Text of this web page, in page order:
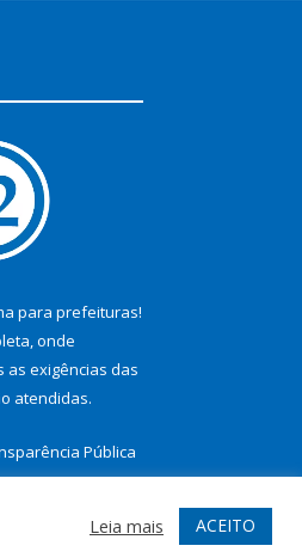
para prefeituras!
onde
as exigências das
atendidas.
Pública
Leia mais ACEITO